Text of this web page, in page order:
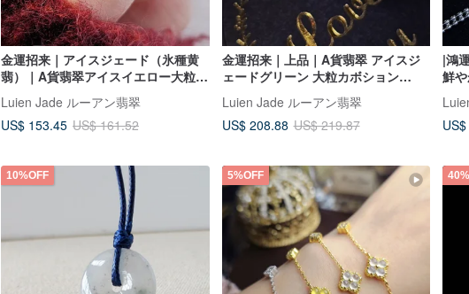
金運招来｜アイスジェード（氷種黄
翡）｜A貨翡翠アイスイエロー大粒ル
ース 9.2mm 純銀18Kメッキ レース
幅広リング
Luien Jade ルーアン翡翠
US$ 153.45 US$ 161.52
金運招来｜上品｜A貨翡翠 アイスジ
ェードグリーン 大粒カボション
9mm 純銀18Kメッキ 小粒ダイヤ風装
飾リング
Luien Jade ルーアン翡翠
US$ 208.88 US$ 219.87
|鴻
鮮
製
レ
10%OFF 5%OFF